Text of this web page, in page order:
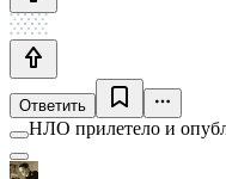
Ответить
НЛО прилетело и